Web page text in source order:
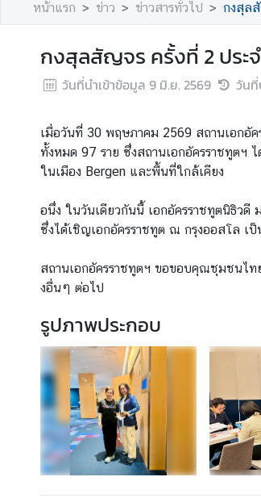
บ
ข่
ว
ส
ร
แ
ะ
กิ
จ
ก
ร
ม
บ
หน้าแรก ข่าว ข่าวสารทั่วไป กงสุล
กงสุลสัญจร ครั้งที่ 2 ประ
วันที่นำเข้าข้อมูล 9 มิ.ย. 2569 วัน
เมื่อวันที่ 30 พฤษภาคม 2569 สถานเอกอัค
ทั้งหมด 97 ราย ซึ่งสถานเอกอัครราชทูตฯ
ในเมือง Bergen และพื้นที่ใกล้เคียง
อนึ่ง ในวันเดียวกันนี้ เอกอัครราชทูตนิธิว
ซึ่งได้เชิญเอกอัครราชทูต ณ กรุงออสโล เ
สถานเอกอัครราชทูตฯ ขอขอบคุณชุมชนไท
งอื่นๆ ต่อไป
รูปภาพประกอบ